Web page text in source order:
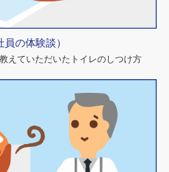
の体験談）
えていただいたトイレのしつけ方